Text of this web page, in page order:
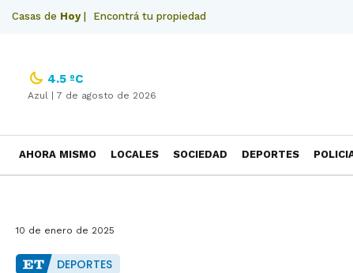
Casas de Hoy| Encontrá tu propiedad
4.5 ºC
Azul | 7 de agosto de 2026
AHORA MISMO LOCALES SOCIEDAD DEPORTES
10 de enero de 2025
DEPORTES